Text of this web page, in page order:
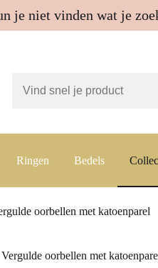
je niet vinden wat je
Ringen Bedels
oorbellen met katoenparel
Vergulde oorbellen met